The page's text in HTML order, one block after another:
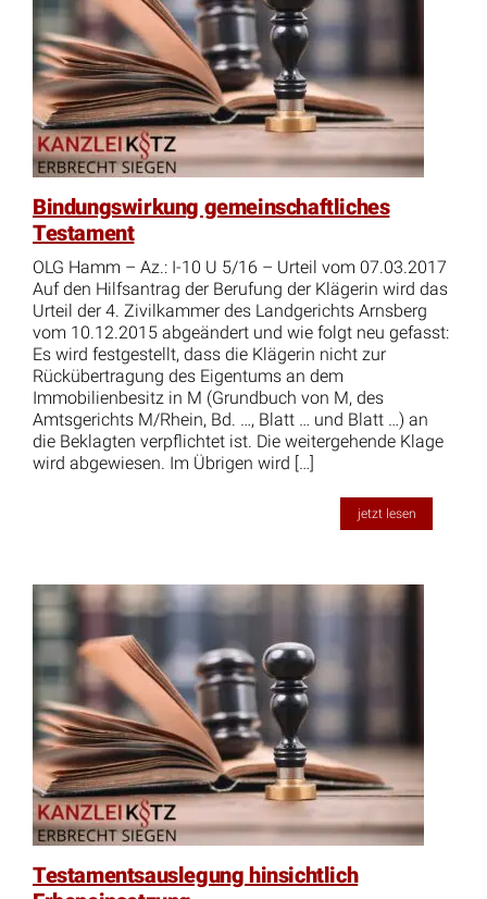
Bindungswirkung gemeinschaftliches
Testament
OLG Hamm – Az.: I-10 U 5/16 – Urteil vom 07.03.2017
Auf den Hilfsantrag der Berufung der Klägerin wird das
Urteil der 4. Zivilkammer des Landgerichts Arnsberg
vom 10.12.2015 abgeändert und wie folgt neu gefasst:
Es wird festgestellt, dass die Klägerin nicht zur
Rückübertragung des Eigentums an dem
Immobilienbesitz in M (Grundbuch von M, des
Amtsgerichts M/Rhein, Bd. …, Blatt … und Blatt …) an
die Beklagten verpflichtet ist. Die weitergehende Klage
wird abgewiesen. Im Übrigen wird […]
jetzt lesen
Testamentsauslegung hinsichtlich